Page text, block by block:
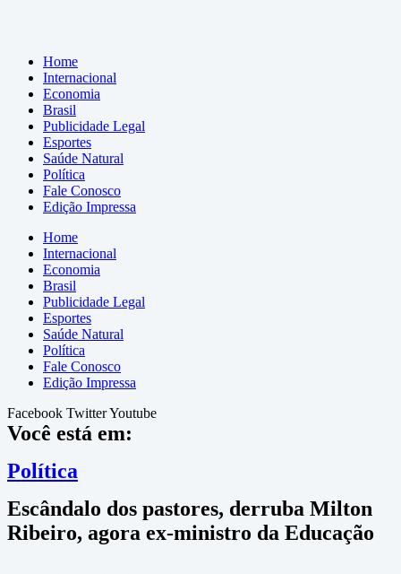
Home
Internacional
Economia
Brasil
Publicidade Legal
Esportes
Saúde Natural
Política
Fale Conosco
Edição Impressa
Home
Internacional
Economia
Brasil
Publicidade Legal
Esportes
Saúde Natural
Política
Fale Conosco
Edição Impressa
Facebook TwitterYoutube
Você está em:
Política
Escândalo dos pastores, derruba Milton
Ribeiro, agora ex-ministro da Educação